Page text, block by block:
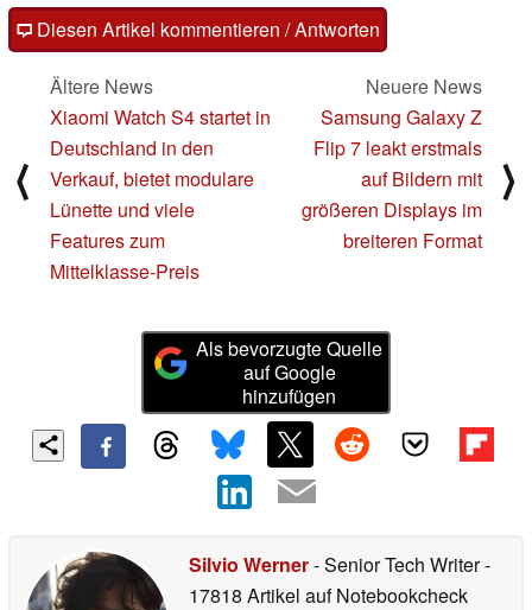
Diesen Artikel kommentieren / Antworten
⟨
Ältere News
Xiaomi Watch S4 startet in
Deutschland in den
Verkauf, bietet modulare
Lünette und viele
Features zum
Mittelklasse-Preis
Neuere News
Samsung Galaxy Z
Flip 7 leakt erstmals
auf Bildern mit
größeren Displays im
breiteren Format
⟩
Als bevorzugte Quelle
auf Google
hinzufügen
Silvio Werner- Senior Tech Writer-
17818 Artikel auf Notebookcheck